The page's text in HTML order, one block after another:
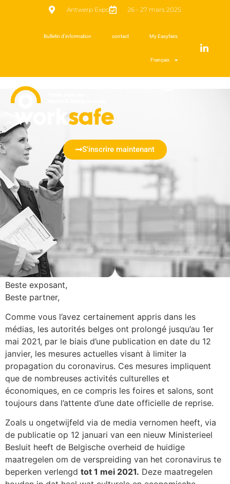
Antwerp Expo 26 - 27 mars 2025
Bulletin d’information contact My Easyfairs
Français
S'inscrire maintenant
Beste exposant,
Beste partner,
Comme vous l’avez certainement appris dans les
médias, les autorités belges ont prolongé jusqu’au 1er
mai 2021, par le biais d’une publication en date du 12
janvier, les mesures actuelles visant à limiter la
propagation du coronavirus. Ces mesures impliquent
que de nombreuses activités culturelles et
économiques, en ce compris les foires et salons, sont
toujours dans l’attente d’une date officielle de reprise.
Zoals u ongetwijfeld via de media vernomen heeft, via
de publicatie op 12 januari van een nieuw Ministerieel
Besluit heeft de Belgische overheid de huidige
maatregelen om de verspreiding van het coronavirus te
beperken verlengd tot 1 mei 2021. Deze maatregelen